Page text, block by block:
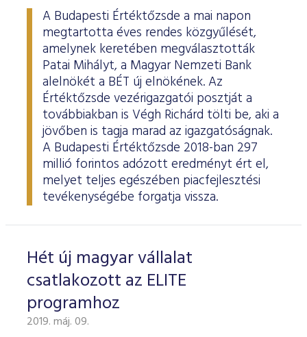
A Budapesti Értéktőzsde a mai napon
megtartotta éves rendes közgyűlését,
amelynek keretében megválasztották
Patai Mihályt, a Magyar Nemzeti Bank
alelnökét a BÉT új elnökének. Az
Értéktőzsde vezérigazgatói posztját a
továbbiakban is Végh Richárd tölti be, aki a
jövőben is tagja marad az igazgatóságnak.
A Budapesti Értéktőzsde 2018-ban 297
millió forintos adózott eredményt ért el,
melyet teljes egészében piacfejlesztési
tevékenységébe forgatja vissza.
Hét új magyar vállalat
csatlakozott az ELITE
programhoz
2019. máj. 09.